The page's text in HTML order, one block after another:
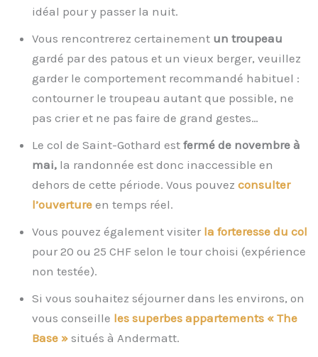
idéal pour y passer la nuit.
Vous rencontrerez certainement un troupeau
gardé par des patous et un vieux berger, veuillez
garder le comportement recommandé habituel :
contourner le troupeau autant que possible, ne
pas crier et ne pas faire de grand gestes…
Le col de Saint-Gothard est fermé de novembre à
mai, la randonnée est donc inaccessible en
dehors de cette période. Vous pouvez consulter
l’ouverture en temps réel.
Vous pouvez également visiter la forteresse du col
pour 20 ou 25 CHF selon le tour choisi (expérience
non testée).
Si vous souhaitez séjourner dans les environs, on
vous conseille les superbes appartements « The
Base » situés à Andermatt.